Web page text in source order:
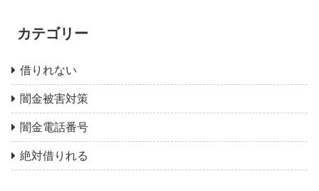
カテゴリー
借りれない
闇金被害対策
闇金電話番号
絶対借りれる